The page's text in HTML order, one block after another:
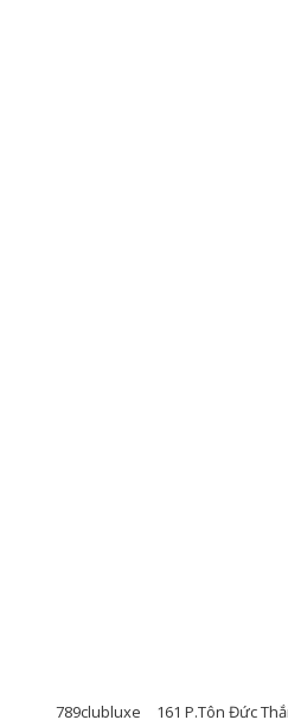
789clubluxe 161 P.Tôn Đức